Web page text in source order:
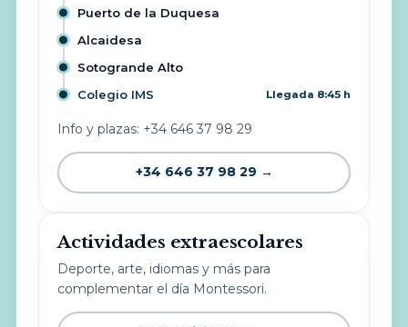
Puerto de la Duquesa
Alcaidesa
Sotogrande Alto
Colegio IMS
Llegada 8:45 h
Info y plazas: +34 646 37 98 29
+34 646 37 98 29 →
Actividades extraescolares
Deporte, arte, idiomas y más para
complementar el día Montessori.